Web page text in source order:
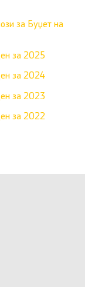
за Буџет на
за 2025
за 2024
за 2023
за 2022